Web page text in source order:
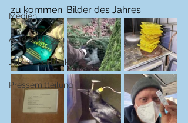
Medien
Aufdeckungen
Jahresrückblick
Pressemitteilung
zu kommen. Bilder des Jahres.